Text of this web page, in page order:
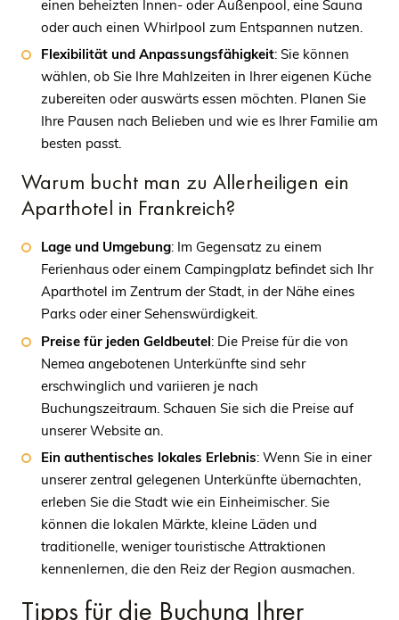
einen beheizten Innen- oder Außenpool, eine Sauna
oder auch einen Whirlpool zum Entspannen nutzen.
Flexibilität und Anpassungsfähigkeit: Sie können
wählen, ob Sie Ihre Mahlzeiten in Ihrer eigenen Küche
zubereiten oder auswärts essen möchten. Planen Sie
Ihre Pausen nach Belieben und wie es Ihrer Familie am
besten passt.
Warum bucht man zu Allerheiligen ein
Aparthotel in Frankreich?
Lage und Umgebung: Im Gegensatz zu einem
Ferienhaus oder einem Campingplatz befindet sich Ihr
Aparthotel im Zentrum der Stadt, in der Nähe eines
Parks oder einer Sehenswürdigkeit.
Preise für jeden Geldbeutel: Die Preise für die von
Nemea angebotenen Unterkünfte sind sehr
erschwinglich und variieren je nach
Buchungszeitraum. Schauen Sie sich die Preise auf
unserer Website an.
Ein authentisches lokales Erlebnis: Wenn Sie in einer
unserer zentral gelegenen Unterkünfte übernachten,
erleben Sie die Stadt wie ein Einheimischer. Sie
können die lokalen Märkte, kleine Läden und
traditionelle, weniger touristische Attraktionen
kennenlernen, die den Reiz der Region ausmachen.
Tipps für die Buchung Ihrer